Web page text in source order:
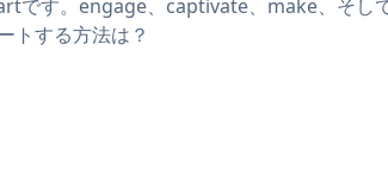
です。engage、captivate、make、そし
トする方法は？